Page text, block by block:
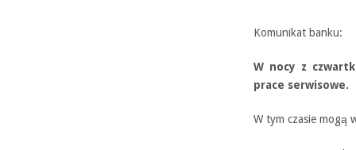
Komunikat banku:
W nocy z
prace serwisowe.
W tym czasie mogą